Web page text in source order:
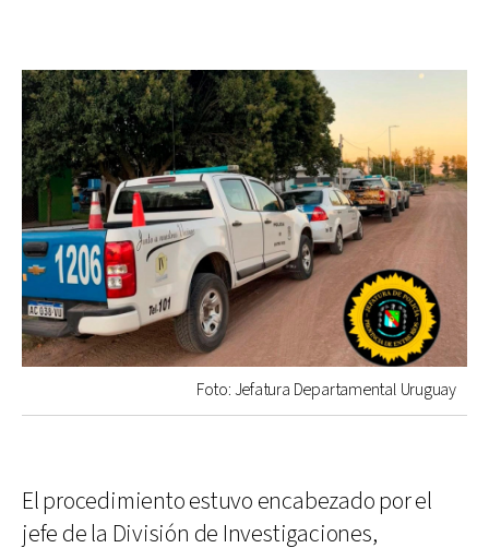
Foto: Jefatura Departamental Uruguay
El procedimiento estuvo encabezado por el
jefe de la División de Investigaciones,